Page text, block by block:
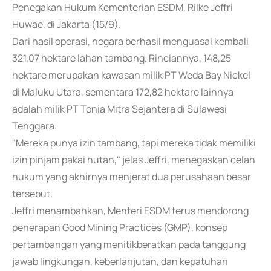
Penegakan Hukum Kementerian ESDM, Rilke Jeffri
Huwae, di Jakarta (15/9).
Dari hasil operasi, negara berhasil menguasai kembali
321,07 hektare lahan tambang. Rinciannya, 148,25
hektare merupakan kawasan milik PT Weda Bay Nickel
di Maluku Utara, sementara 172,82 hektare lainnya
adalah milik PT Tonia Mitra Sejahtera di Sulawesi
Tenggara.
"Mereka punya izin tambang, tapi mereka tidak memiliki
izin pinjam pakai hutan," jelas Jeffri, menegaskan celah
hukum yang akhirnya menjerat dua perusahaan besar
tersebut.
Jeffri menambahkan, Menteri ESDM terus mendorong
penerapan Good Mining Practices (GMP), konsep
pertambangan yang menitikberatkan pada tanggung
jawab lingkungan, keberlanjutan, dan kepatuhan